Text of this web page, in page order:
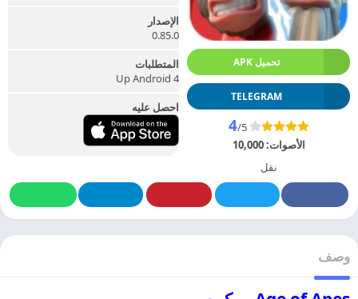
تحميل APK
TELEGRAM
4/5
الأصوات:10,000
نقل
الإصدار
0.85.0
المتطلبات
Up Android 4
احصل عليه
وصف